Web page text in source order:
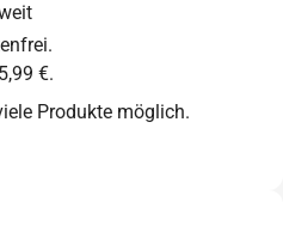
€.
Produkte möglich.